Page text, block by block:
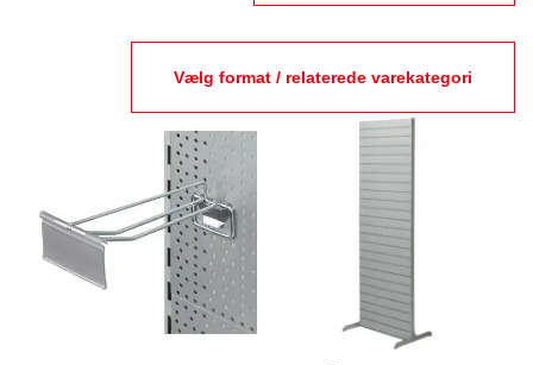
Vælg format / relaterede varekategori